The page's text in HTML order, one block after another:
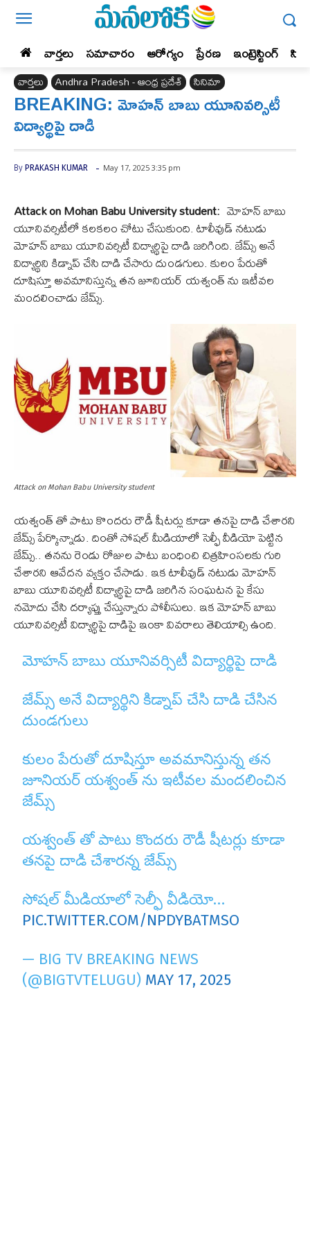
వార్తలు సమాచారం ఆరోగ్యం ప్రేర‌ణ‌ ఇంట్రెస్టింగ్‌
వార్తలు Andhra Pradesh - ఆంధ్ర ప్రదేశ్‌ సినిమా
BREAKING: మోహన్ బాబు యూనివర్సిటీ
విద్యార్థిపై దాడి
By PRAKASH KUMAR - May 17, 2025 3:35 pm
Attack on Mohan Babu University student: మోహన్ బాబు
యూనివర్సిటీలో కలకలం చోటు చేసుకుంది. టాలీవుడ్ నటుడు
మోహన్ బాబు యూనివర్సిటీ విద్యార్థిపై దాడి జరిగింది. జేమ్స్ అనే
విద్యార్థిని కిడ్నాప్ చేసి దాడి చేసారు దుండగులు. కులం పేరుతో
దూషిస్తూ అవమానిస్తున్న తన జూనియర్ యశ్వంత్ ను ఇటీవల
మందలించాడు జేమ్స్.
Attack on Mohan Babu University student
యశ్వంత్ తో పాటు కొందరు రౌడీ షీటర్లు కూడా తనపై దాడి చేశారని
జేమ్స్ పేర్కొన్నాడు. దింతో సోషల్ మీడియాలో సెల్ఫీ వీడియో పెట్టిన
జేమ్స్.. తనను రెండు రోజుల పాటు బంధించి చిత్రహింసలకు గురి
చేశారని ఆవేదన వ్యక్తం చేసాడు. ఇక టాలీవుడ్ నటుడు మోహన్
బాబు యూనివర్సిటీ విద్యార్థిపై దాడి జరిగిన సంఘటన పై కేసు
నమోదు చేసి దర్యాప్తు చేస్తున్నారు పోలీసులు. ఇక మోహన్ బాబు
యూనివర్సిటీ విద్యార్థిపై దాడిపై ఇంకా వివరాలు తెలియాల్సి ఉంది.
మోహన్ బాబు యూనివర్సిటీ విద్యార్థిపై దాడి
జేమ్స్ అనే విద్యార్థిని కిడ్నాప్ చేసి దాడి చేసిన
దుండగులు
కులం పేరుతో దూషిస్తూ అవమానిస్తున్న తన
జూనియర్ యశ్వంత్ ను ఇటీవల మందలించిన
జేమ్స్
యశ్వంత్ తో పాటు కొందరు రౌడీ షీటర్లు కూడా
తనపై దాడి చేశారన్న జేమ్స్
సోషల్ మీడియాలో సెల్ఫీ వీడియో…
PIC.TWITTER.COM/NPDYBATMSO
— BIG TV BREAKING NEWS
(@BIGTVTELUGU) MAY 17, 2025